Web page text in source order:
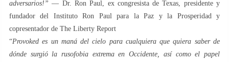
adversarios!” — Dr. Ron Paul, ex congresista de Texas, presidente y
fundador del Instituto Ron Paul para la Paz y la Prosperidad y
copresentador de The Liberty Report
“Provoked es un maná del cielo para cualquiera que quiera saber de
dónde surgió la rusofobia extrema en Occidente, así como el papel